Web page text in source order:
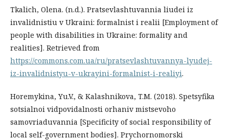
Tkalich, Olena. (n.d.). Pratsevlashtuvannia liudei iz
invalidnistiu v Ukraini: formalnist i realii [Employment of
people with disabilities in Ukraine: formality and
realities]. Retrieved from
https://commons.com.ua/ru/pratsevlashtuvannya-lyudej-
iz-invalidnistyu-v-ukrayini-formalnist-i-realiyi.
Horemykina, Yu.V., & Kalashnikova, T.M. (2018). Spetsyfika
sotsialnoi vidpovidalnosti orhaniv mistsevoho
samovriaduvannia [Specificity of social responsibility of
local self-government bodies]. Prychornomorski